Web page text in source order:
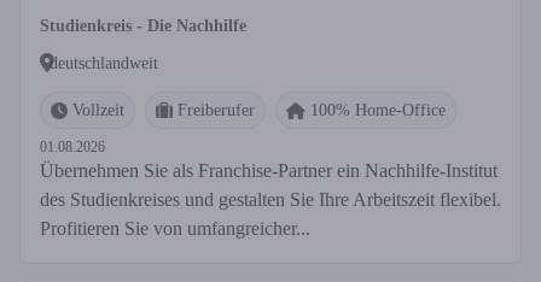
Studienkreis - Die Nachhilfe
deutschlandweit
Vollzeit Freiberufer 100% Home-Office
01.08.2026
Übernehmen Sie als Franchise-Partner ein Nachhilfe-Institut
des Studienkreises und gestalten Sie Ihre Arbeitszeit flexibel.
Profitieren Sie von umfangreicher...